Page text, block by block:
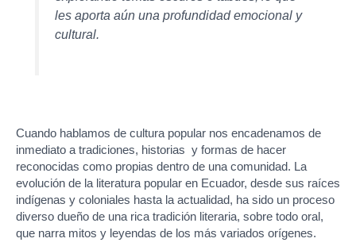
les aporta aún una profundidad emocional y
cultural.
Cuando hablamos de cultura popular nos encadenamos de
inmediato a tradiciones, historias y formas de hacer
reconocidas como propias dentro de una comunidad. La
evolución de la literatura popular en Ecuador, desde sus raíces
indígenas y coloniales hasta la actualidad, ha sido un proceso
diverso dueño de una rica tradición literaria, sobre todo oral,
que narra mitos y leyendas de los más variados orígenes.